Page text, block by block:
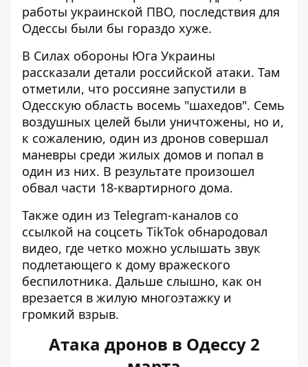
работы украинской ПВО, последствия для
Одессы были бы гораздо хуже.
В Силах обороны Юга Украины
рассказали детали российской атаки. Там
отметили, что россияне запустили в
Одесскую область восемь "шахедов". Семь
воздушных целей были уничтожены, но и,
к сожалению, один из дронов совершал
маневры среди жилых домов и попал в
один из них. В результате произошел
обвал части 18-квартирного дома.
Также один из Telegram-каналов со
ссылкой на соцсеть TikTok обнародовал
видео, где четко можно услышать звук
подлетающего к дому вражеского
беспилотника. Дальше слышно, как он
врезается в жилую многоэтажку и
громкий взрыв.
Атака дронов в Одессу 2